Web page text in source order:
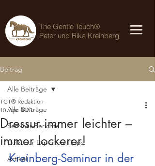
The Gentle Touch®
Peter und Rika Kreinberg
Beitrag
Alle Beiträge
Seminar-Berichte
Uelzener Experten-Tipps
Artikel
Alle Beiträge
Dressur immer leichter –
immer lockerer!
TGT® Redaktion
10. Apr. 2025
Kreinberg-Seminar in der